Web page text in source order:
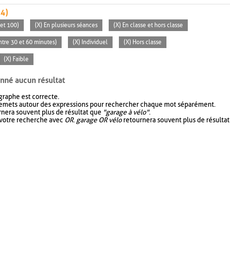
100) (X) En plusieurs séances (X) En classe et hors classe
30 et 60 minutes) (X) Individuel (X) Hors classe
(X) Faible
aucun résultat
est correcte.
autour des expressions pour rechercher chaque mot séparément.
souvent plus de résultat que "garage à vélo".
recherche avec OR. garage OR véloretournera souvent plus de résultat